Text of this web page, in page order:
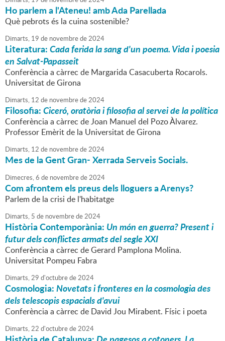
Ho parlem a l'Ateneu! amb Ada Parellada
Què pebrots és la cuina sostenible?
Dimarts, 19 de novembrede2024
Literatura:Cada ferida la sang d'un poema. Vida i poesia
en Salvat-Papasseit
Conferència a càrrec de Margarida Casacuberta Rocarols.
Universitat de Girona
Dimarts, 12 de novembrede2024
Filosofia:Ciceró, oratòria i filosofia al servei de la política
Conferència a càrrec de Joan Manuel del Pozo Àlvarez.
Professor Emèrit de la Universitat de Girona
Dimarts, 12 de novembrede2024
Mes de la Gent Gran- Xerrada Serveis Socials.
Dimecres,6 de novembrede2024
Com afrontem els preus dels lloguers a Arenys?
Parlem de la crisi de l'habitatge
Dimarts, 5 de novembrede2024
Història Contemporània: Un món en guerra? Present i
futur dels conflictes armats del segle XXI
Conferència a càrrec de Gerard Pamplona Molina.
Universitat Pompeu Fabra
Dimarts,29 d'octubrede2024
Cosmologia:Novetats i fronteres en la cosmologia des
dels telescopis espacials d'avui
Conferència a càrrec de David Jou Mirabent. Físic i poeta
Dimarts,22 d'octubrede2024